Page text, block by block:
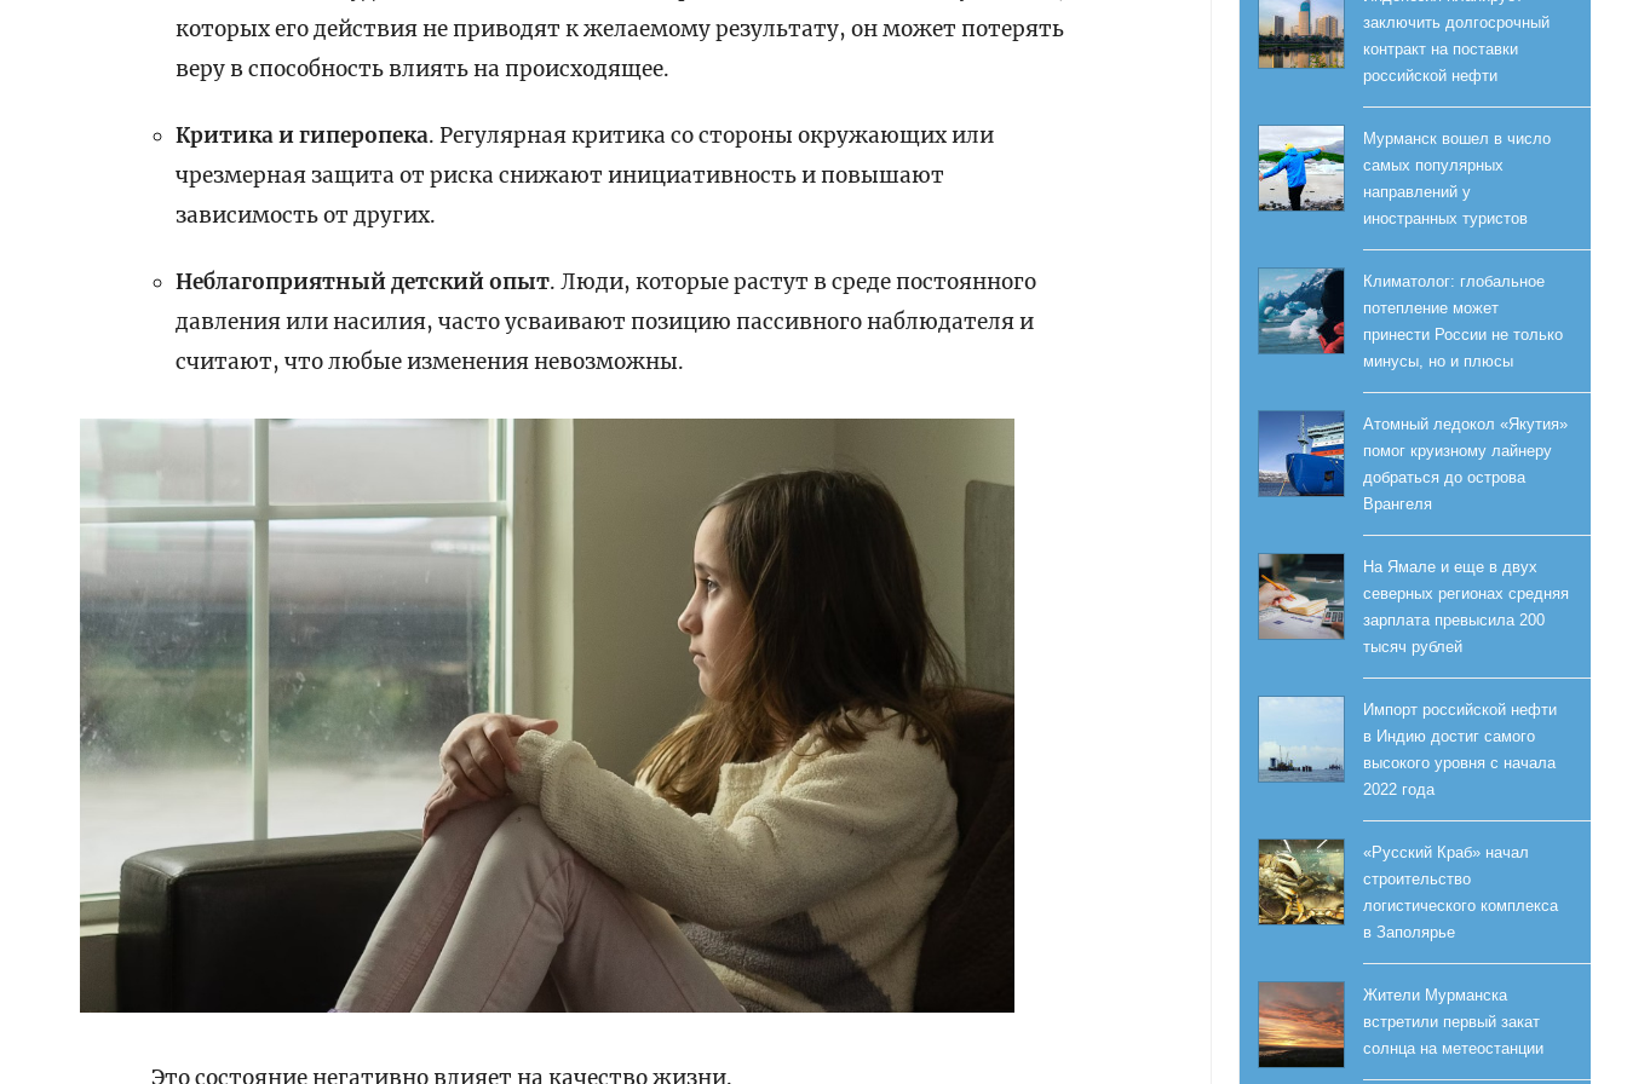
которых его действия не приводят к желаемому результату, он может потерять
веру в способность влиять на происходящее.
Критика и гиперопека. Регулярная критика со стороны окружающих или
чрезмерная защита от риска снижают инициативность и повышают
зависимость от других.
Неблагоприятный детский опыт. Люди, которые растут в среде постоянного
давления или насилия, часто усваивают позицию пассивного наблюдателя и
считают, что любые изменения невозможны.
Это состояние негативно влияет на качество жизни.
заключить долгосрочный
контракт на поставки
российской нефти
Мурманск вошел в число
самых популярных
направлений у
иностранных туристов
Климатолог: глобальное
потепление может
принести России не только
минусы, но и плюсы
Атомный ледокол «Якутия»
помог круизному лайнеру
добраться до острова
Врангеля
На Ямале и еще в двух
северных регионах средняя
зарплата превысила 200
тысяч рублей
Импорт российской нефти
в Индию достиг самого
высокого уровня с начала
2022 года
«Русский Краб» начал
строительство
логистического комплекса
в Заполярье
Жители Мурманска
встретили первый закат
солнца на метеостанции